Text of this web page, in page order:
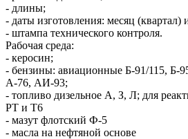
- длины;
- даты изготовления: месяц (квартал)
- штампа технического контроля.
Рабочая среда:
- керосин;
- бензины: авиационные Б-91/115, Б-
А-76, АИ-93;
- топливо дизельное А, З, Л; для
РТ и Т6
- мазут флотский Ф-5
- масла на нефтяной основе